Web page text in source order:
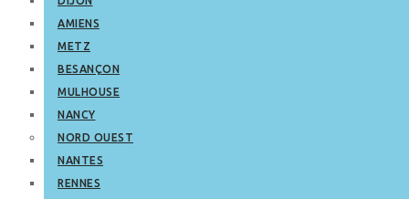
AMIENS
METZ
BESANÇON
MULHOUSE
NANCY
NORD OUEST
NANTES
RENNES